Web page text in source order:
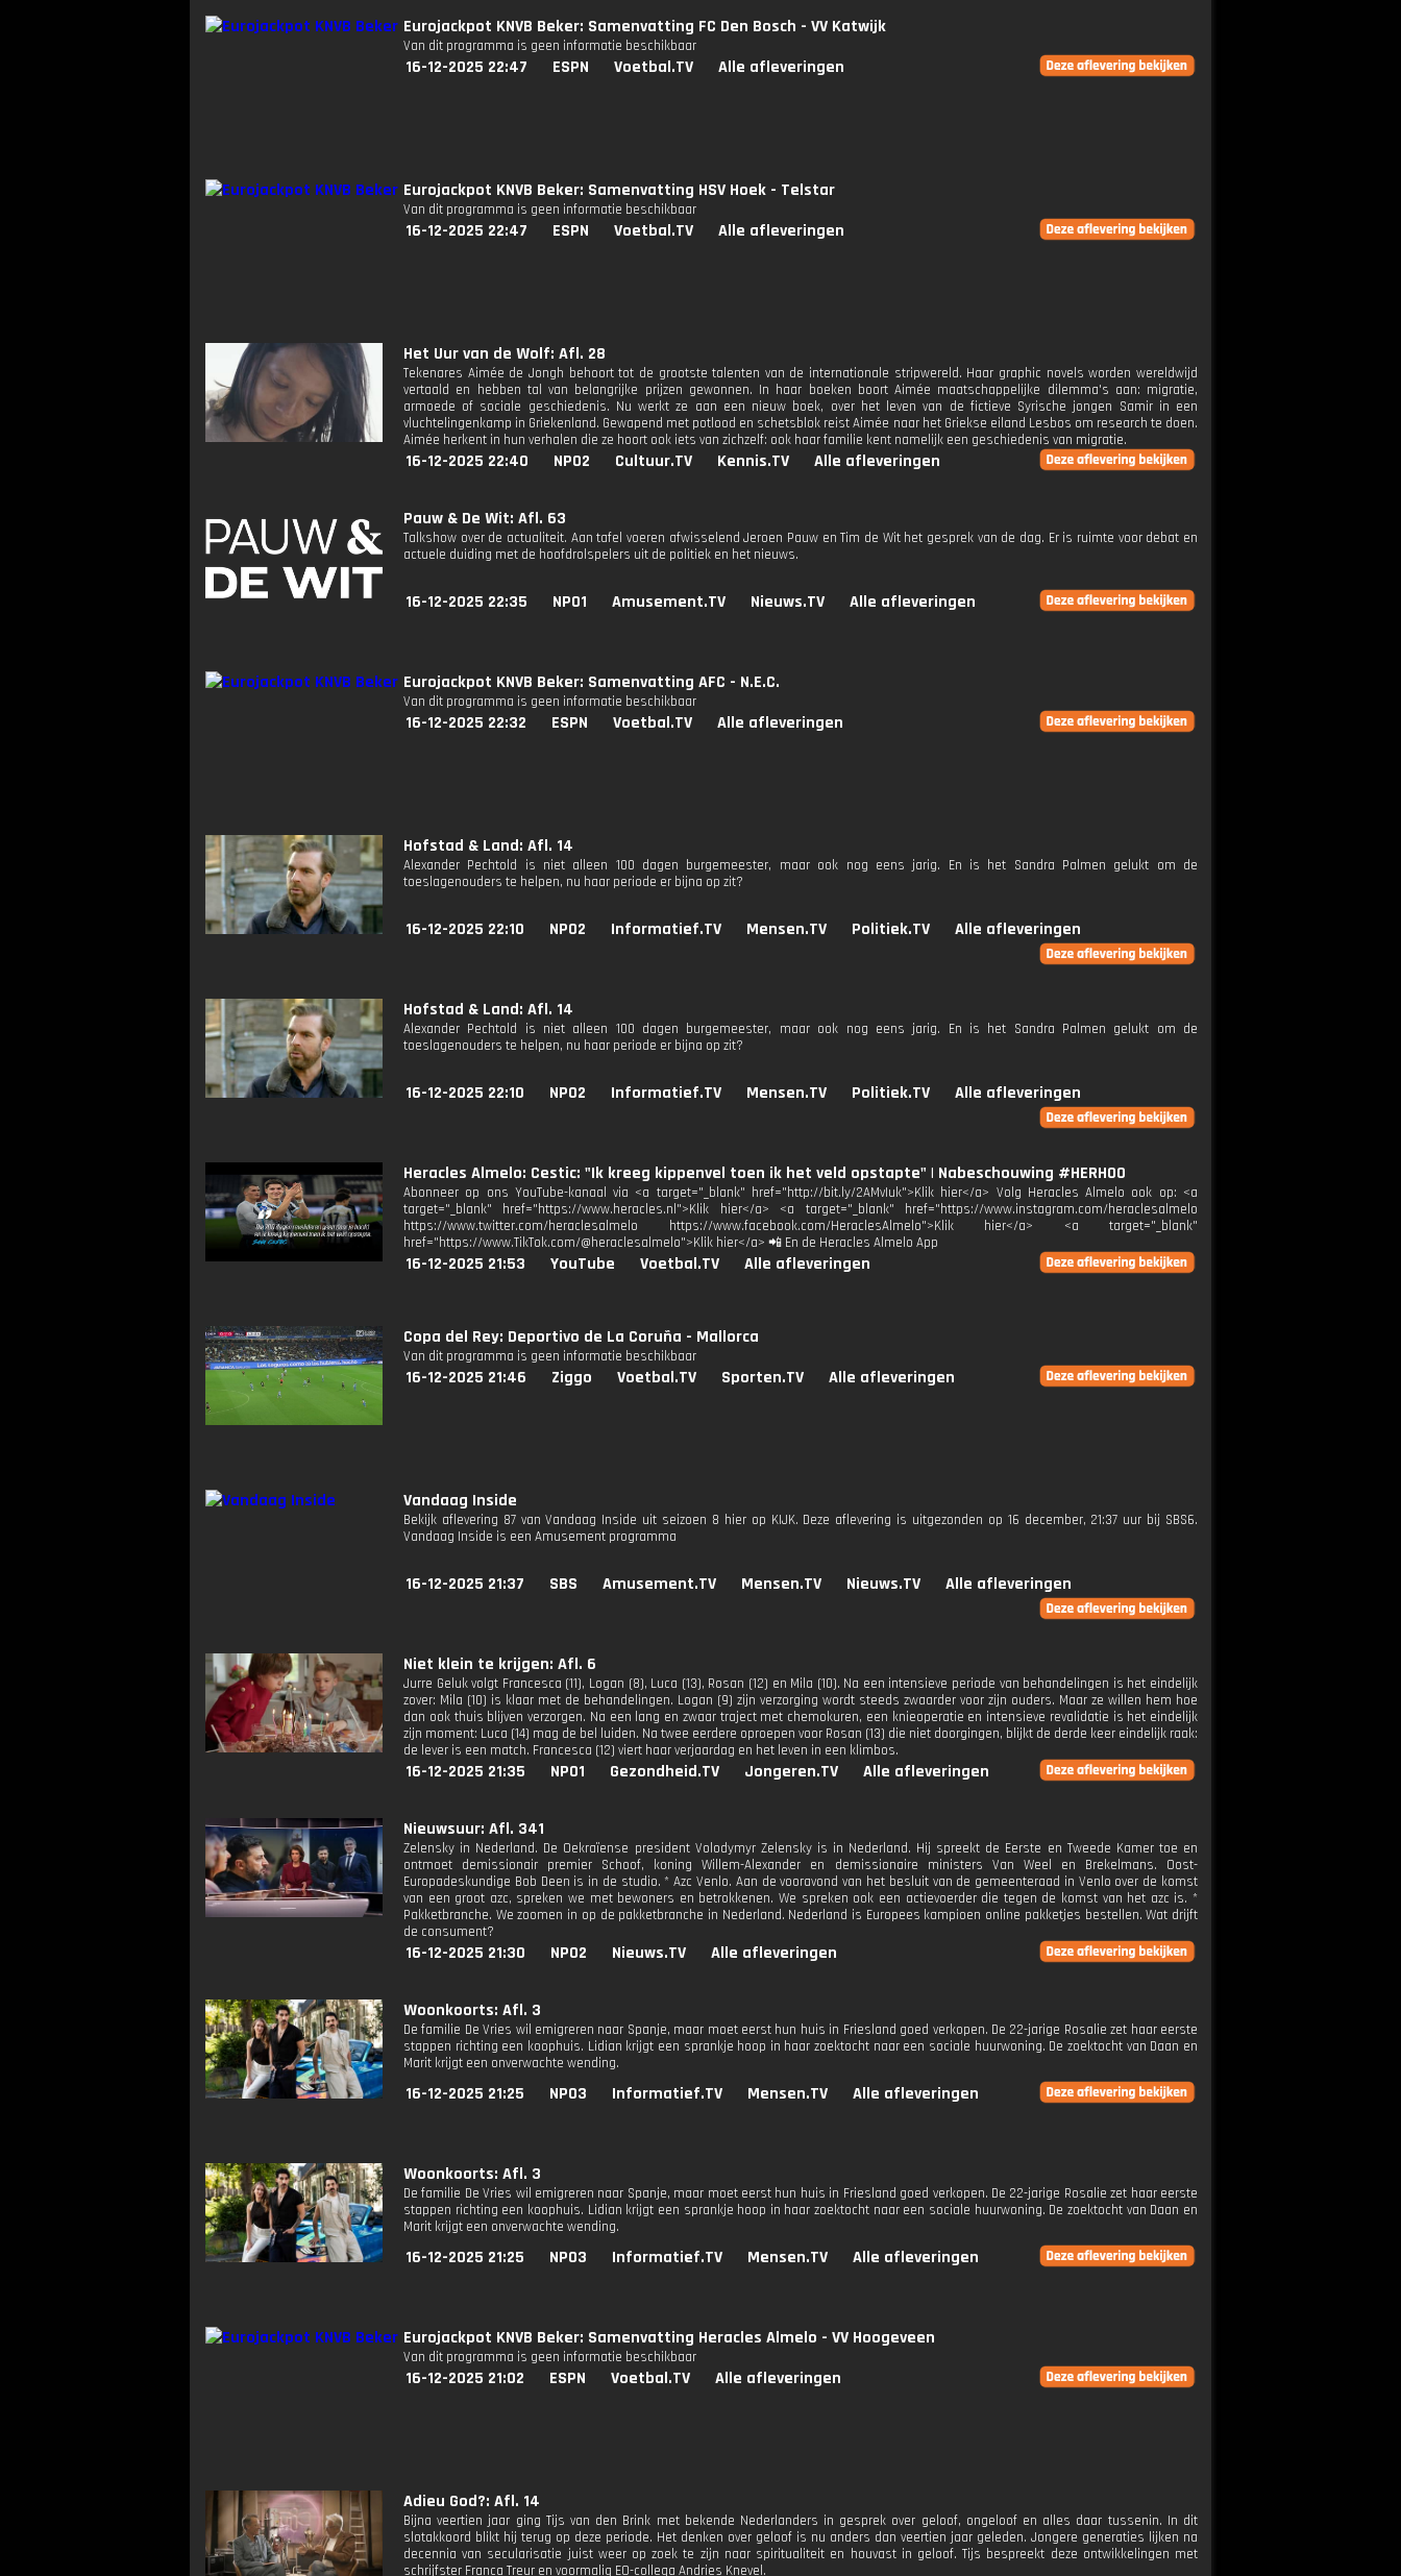
Eurojackpot KNVB Beker: Samenvatting FC Den Bosch - VV Katwijk
Van dit programma is geen informatie beschikbaar
16-12-2025 22:47 ESPN Voetbal.TV Alle afleveringen
Eurojackpot KNVB Beker: Samenvatting HSV Hoek - Telstar
Van dit programma is geen informatie beschikbaar
16-12-2025 22:47 ESPN Voetbal.TV Alle afleveringen
Het Uur van de Wolf: Afl. 28
Tekenares Aimée de Jongh behoort tot de grootste talenten van de internationale stripwereld. Haar graphic novels worden wereldwijd
vertaald en hebben tal van belangrijke prijzen gewonnen. In haar boeken boort Aimée maatschappelijke dilemma's aan: migratie,
armoede of sociale geschiedenis. Nu werkt ze aan een nieuw boek, over het leven van de fictieve Syrische jongen Samir in een
vluchtelingenkamp in Griekenland. Gewapend met potlood en schetsblok reist Aimée naar het Griekse eiland Lesbos om research te doen.
Aimée herkent in hun verhalen die ze hoort ook iets van zichzelf: ook haar familie kent namelijk een geschiedenis van migratie.
16-12-2025 22:40 NPO2 Cultuur.TV Kennis.TV Alle afleveringen
Pauw & De Wit: Afl. 63
Talkshow over de actualiteit. Aan tafel voeren afwisselend Jeroen Pauw en Tim de Wit het gesprek van de dag. Er is ruimte voor debat en
actuele duiding met de hoofdrolspelers uit de politiek en het nieuws.
16-12-2025 22:35 NPO1 Amusement.TV Nieuws.TV Alle afleveringen
Eurojackpot KNVB Beker: Samenvatting AFC - N.E.C.
Van dit programma is geen informatie beschikbaar
16-12-2025 22:32 ESPN Voetbal.TV Alle afleveringen
Hofstad & Land: Afl. 14
Alexander Pechtold is niet alleen 100 dagen burgemeester, maar ook nog eens jarig. En is het Sandra Palmen gelukt om de
toeslagenouders te helpen, nu haar periode er bijna op zit?
16-12-2025 22:10 NPO2 Informatief.TV Mensen.TV Politiek.TV Alle afleveringen
Hofstad & Land: Afl. 14
Alexander Pechtold is niet alleen 100 dagen burgemeester, maar ook nog eens jarig. En is het Sandra Palmen gelukt om de
toeslagenouders te helpen, nu haar periode er bijna op zit?
16-12-2025 22:10 NPO2 Informatief.TV Mensen.TV Politiek.TV Alle afleveringen
Heracles Almelo: Cestic: "Ik kreeg kippenvel toen ik het veld opstapte" | Nabeschouwing #HERHOO
Abonneer op ons YouTube-kanaal via <a target="_blank" href="http://bit.ly/2AMvIuk">Klik hier</a> Volg Heracles Almelo ook op: <a
target="_blank" href="https://www.heracles.nl">Klik hier</a> <a target="_blank" href="https://www.instagram.com/heraclesalmelo
https://www.twitter.com/heraclesalmelo https://www.facebook.com/HeraclesAlmelo">Klik hier</a> <a target="_blank"
href="https://www.TikTok.com/@heraclesalmelo">Klik hier</a> 📲 En de Heracles Almelo App
16-12-2025 21:53 YouTube Voetbal.TV Alle afleveringen
Copa del Rey: Deportivo de La Coruña - Mallorca
Van dit programma is geen informatie beschikbaar
16-12-2025 21:46 Ziggo Voetbal.TV Sporten.TV Alle afleveringen
Vandaag Inside
Bekijk aflevering 87 van Vandaag Inside uit seizoen 8 hier op KIJK. Deze aflevering is uitgezonden op 16 december, 21:37 uur bij SBS6.
Vandaag Inside is een Amusement programma
16-12-2025 21:37 SBS Amusement.TV Mensen.TV Nieuws.TV Alle afleveringen
Niet klein te krijgen: Afl. 6
Jurre Geluk volgt Francesca (11), Logan (8), Luca (13), Rosan (12) en Mila (10). Na een intensieve periode van behandelingen is het eindelijk
zover: Mila (10) is klaar met de behandelingen. Logan (9) zijn verzorging wordt steeds zwaarder voor zijn ouders. Maar ze willen hem hoe
dan ook thuis blijven verzorgen. Na een lang en zwaar traject met chemokuren, een knieoperatie en intensieve revalidatie is het eindelijk
zijn moment: Luca (14) mag de bel luiden. Na twee eerdere oproepen voor Rosan (13) die niet doorgingen, blijkt de derde keer eindelijk raak:
de lever is een match. Francesca (12) viert haar verjaardag en het leven in een klimbos.
16-12-2025 21:35 NPO1 Gezondheid.TV Jongeren.TV Alle afleveringen
Nieuwsuur: Afl. 341
Zelensky in Nederland. De Oekraïense president Volodymyr Zelensky is in Nederland. Hij spreekt de Eerste en Tweede Kamer toe en
ontmoet demissionair premier Schoof, koning Willem-Alexander en demissionaire ministers Van Weel en Brekelmans. Oost-
Europadeskundige Bob Deen is in de studio. * Azc Venlo. Aan de vooravond van het besluit van de gemeenteraad in Venlo over de komst
van een groot azc, spreken we met bewoners en betrokkenen. We spreken ook een actievoerder die tegen de komst van het azc is. *
Pakketbranche. We zoomen in op de pakketbranche in Nederland. Nederland is Europees kampioen online pakketjes bestellen. Wat drijft
de consument?
16-12-2025 21:30 NPO2 Nieuws.TV Alle afleveringen
Woonkoorts: Afl. 3
De familie De Vries wil emigreren naar Spanje, maar moet eerst hun huis in Friesland goed verkopen. De 22-jarige Rosalie zet haar eerste
stappen richting een koophuis. Lidian krijgt een sprankje hoop in haar zoektocht naar een sociale huurwoning. De zoektocht van Daan en
Marit krijgt een onverwachte wending.
16-12-2025 21:25 NPO3 Informatief.TV Mensen.TV Alle afleveringen
Woonkoorts: Afl. 3
De familie De Vries wil emigreren naar Spanje, maar moet eerst hun huis in Friesland goed verkopen. De 22-jarige Rosalie zet haar eerste
stappen richting een koophuis. Lidian krijgt een sprankje hoop in haar zoektocht naar een sociale huurwoning. De zoektocht van Daan en
Marit krijgt een onverwachte wending.
16-12-2025 21:25 NPO3 Informatief.TV Mensen.TV Alle afleveringen
Eurojackpot KNVB Beker: Samenvatting Heracles Almelo - VV Hoogeveen
Van dit programma is geen informatie beschikbaar
16-12-2025 21:02 ESPN Voetbal.TV Alle afleveringen
Adieu God?: Afl. 14
Bijna veertien jaar ging Tijs van den Brink met bekende Nederlanders in gesprek over geloof, ongeloof en alles daar tussenin. In dit
slotakkoord blikt hij terug op deze periode. Het denken over geloof is nu anders dan veertien jaar geleden. Jongere generaties lijken na
decennia van secularisatie juist weer op zoek te zijn naar spiritualiteit en houvast in geloof. Tijs bespreekt deze ontwikkelingen met
schrijfster Franca Treur en voormalig EO-collega Andries Knevel.